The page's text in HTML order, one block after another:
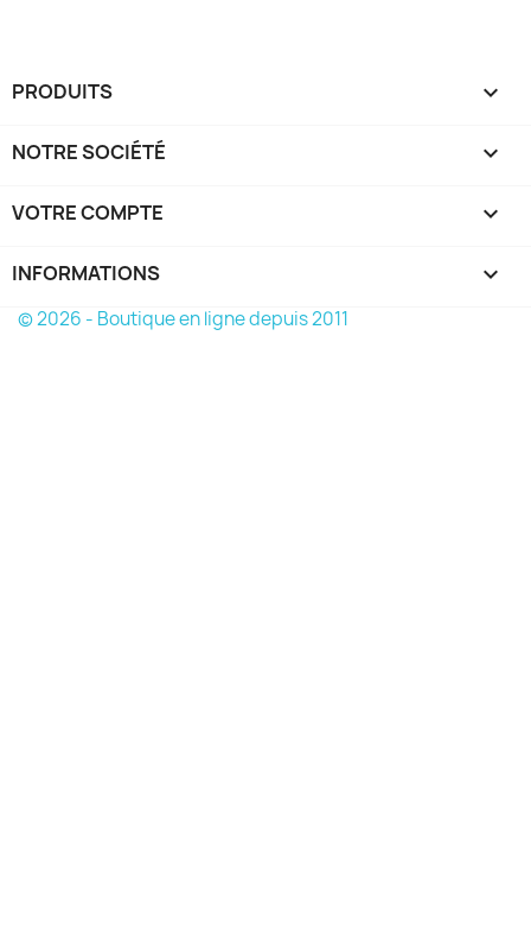
PRODUITS 
NOTRE SOCIÉTÉ 
VOTRE COMPTE 
INFORMATIONS keyboard_arrow_down
© 2026 - Boutique en ligne depuis 2011